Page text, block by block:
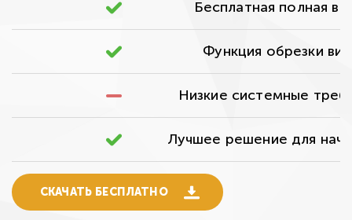
Бесплатная полная
Функция обрезки
Низкие системные
Лучшее решение для
СКАЧАТЬ БЕСПЛАТНО